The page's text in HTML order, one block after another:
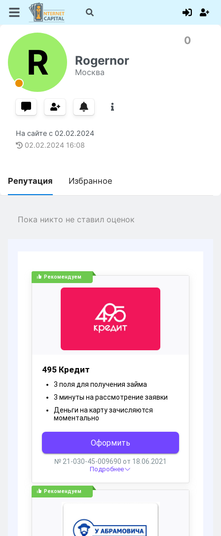
R Rogernor
Москва
0
На сайте с 02.02.2024
02.02.2024 16:08
Репутация Избранное
Пока никто не ставил оценок